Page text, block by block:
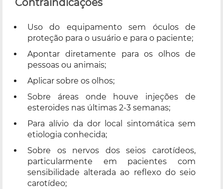
Uso do equipamento sem óculos de
proteção para o usuário e para o paciente;
Apontar diretamente para os olhos de
pessoas ou animais;
Aplicar sobre os olhos;
Sobre áreas onde houve injeções de
esteroides nas últimas 2-3 semanas;
Para alívio da dor local sintomática sem
etiologia conhecida;
Sobre os nervos dos seios carotídeos,
particularmente em pacientes com
sensibilidade alterada ao reflexo do seio
carotídeo;